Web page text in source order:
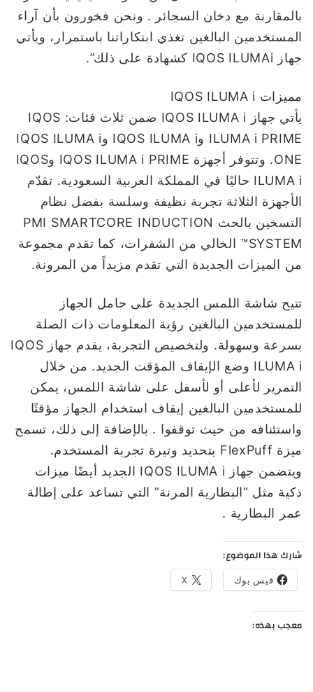
بالمقارنة مع دخان السجائر . ونحن فخورون بأن آراء
المستخدمين البالغين تغذي ابتكاراتنا باستمرار، ويأتي
جهاز IQOS ILUMAi كشهادة على ذلك”.
مميزات IQOS ILUMA i
يأتي جهاز IQOS ILUMA i ضمن ثلاث فئات: IQOS
ILUMA i PRIME وIQOS ILUMA i وIQOS ILUMA i
ONE. وتتوفر أجهزة IQOS ILUMA i PRIME وIQOS
ILUMA i حاليًا في المملكة العربية السعودية. تقدّم
الأجهزة الثلاثة تجربة نظيفة وسلسة بفضل نظام
التسخين بالحث PMI SMARTCORE INDUCTION
SYSTEM™ الخالي من الشفرات، كما تقدم مجموعة
من الميزات الجديدة التي تقدم مزيداً من المرونة.
تتيح شاشة اللمس الجديدة على حامل الجهاز
للمستخدمين البالغين رؤية المعلومات ذات الصلة
بسرعة وسهولة. ولتخصيص التجربة، يقدم جهاز IQOS
ILUMA i وضع الإيقاف المؤقت الجديد. من خلال
التمرير لأعلى أو لأسفل على شاشة اللمس، يمكن
للمستخدمين البالغين إيقاف استخدام الجهاز مؤقتًا
واستئنافه من حيث توقفوا . بالإضافة إلى ذلك، تسمح
ميزة FlexPuff بتحديد وتيرة تجربة المستخدم.
ويتضمن جهاز IQOS ILUMA i الجديد أيضًا ميزات
ذكية مثل “البطارية المرنة” التي تساعد على إطالة
عمر البطارية .
شارك هذا الموضوع:
فيس بوك X
معجب بهذه: